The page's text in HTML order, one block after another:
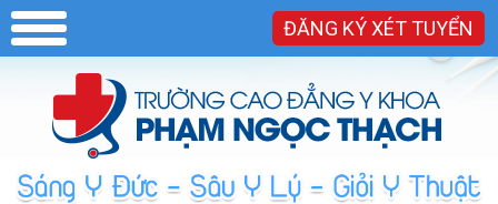
ĐĂNG KÝ XÉT TUYỂN